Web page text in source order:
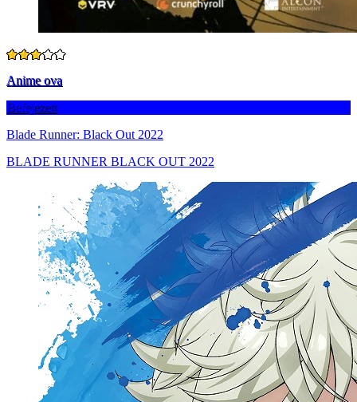
Anime ova
Befejezett
Blade Runner: Black Out 2022
BLADE RUNNER BLACK OUT 2022